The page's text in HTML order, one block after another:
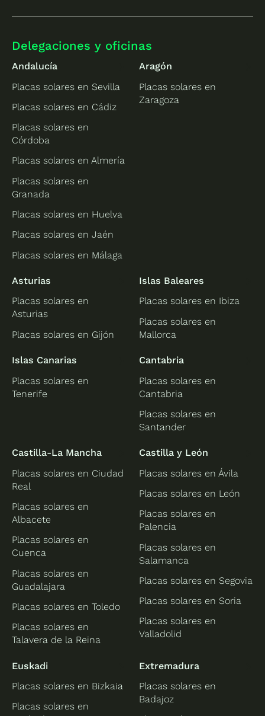
Delegaciones y oficinas
Andalucía
Placas solares en Sevilla
Placas solares en Cádiz
Placas solares en
Córdoba
Placas solares en Almería
Placas solares en
Granada
Placas solares en Huelva
Placas solares en Jaén
Placas solares en Málaga
Aragón
Placas solares en
Zaragoza
Asturias
Placas solares en
Asturias
Placas solares en Gijón
Islas Baleares
Placas solares en Ibiza
Placas solares en
Mallorca
Islas Canarias
Placas solares en
Tenerife
Cantabria
Placas solares en
Cantabria
Placas solares en
Santander
Castilla-La Mancha
Placas solares en Ciudad
Real
Placas solares en
Albacete
Placas solares en
Cuenca
Placas solares en
Guadalajara
Placas solares en Toledo
Placas solares en
Talavera de la Reina
Castilla y León
Placas solares en Ávila
Placas solares en León
Placas solares en
Palencia
Placas solares en
Salamanca
Placas solares en Segovia
Placas solares en Soria
Placas solares en
Valladolid
Euskadi
Placas solares en Bizkaia
Placas solares en
Extremadura
Placas solares en
Badajoz